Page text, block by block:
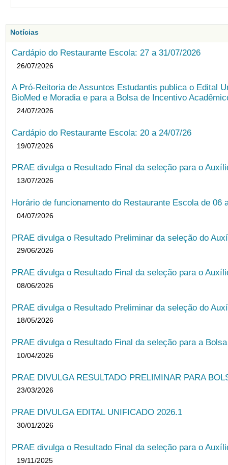
Notícias
Cardápio do Restaurante Escola: 27 a 31/07/2026
26/07/2026
A Pró-Reitoria de Assuntos Estudantis publica o Edital
BioMed e Moradia e para a Bolsa de Incentivo
24/07/2026
Cardápio do Restaurante Escola: 20 a 24/07/26
19/07/2026
PRAE divulga o Resultado Final da seleção para o
13/07/2026
Horário de funcionamento do Restaurante Escola de 06
04/07/2026
PRAE divulga o Resultado Preliminar da seleção do
29/06/2026
PRAE divulga o Resultado Final da seleção para o
08/06/2026
PRAE divulga o Resultado Preliminar da seleção do
18/05/2026
PRAE divulga o Resultado Final da seleção para a
10/04/2026
PRAE DIVULGA RESULTADO PRELIMINAR PARA
23/03/2026
PRAE DIVULGA EDITAL UNIFICADO 2026.1
30/01/2026
PRAE divulga o Resultado Final da seleção para o
19/11/2025